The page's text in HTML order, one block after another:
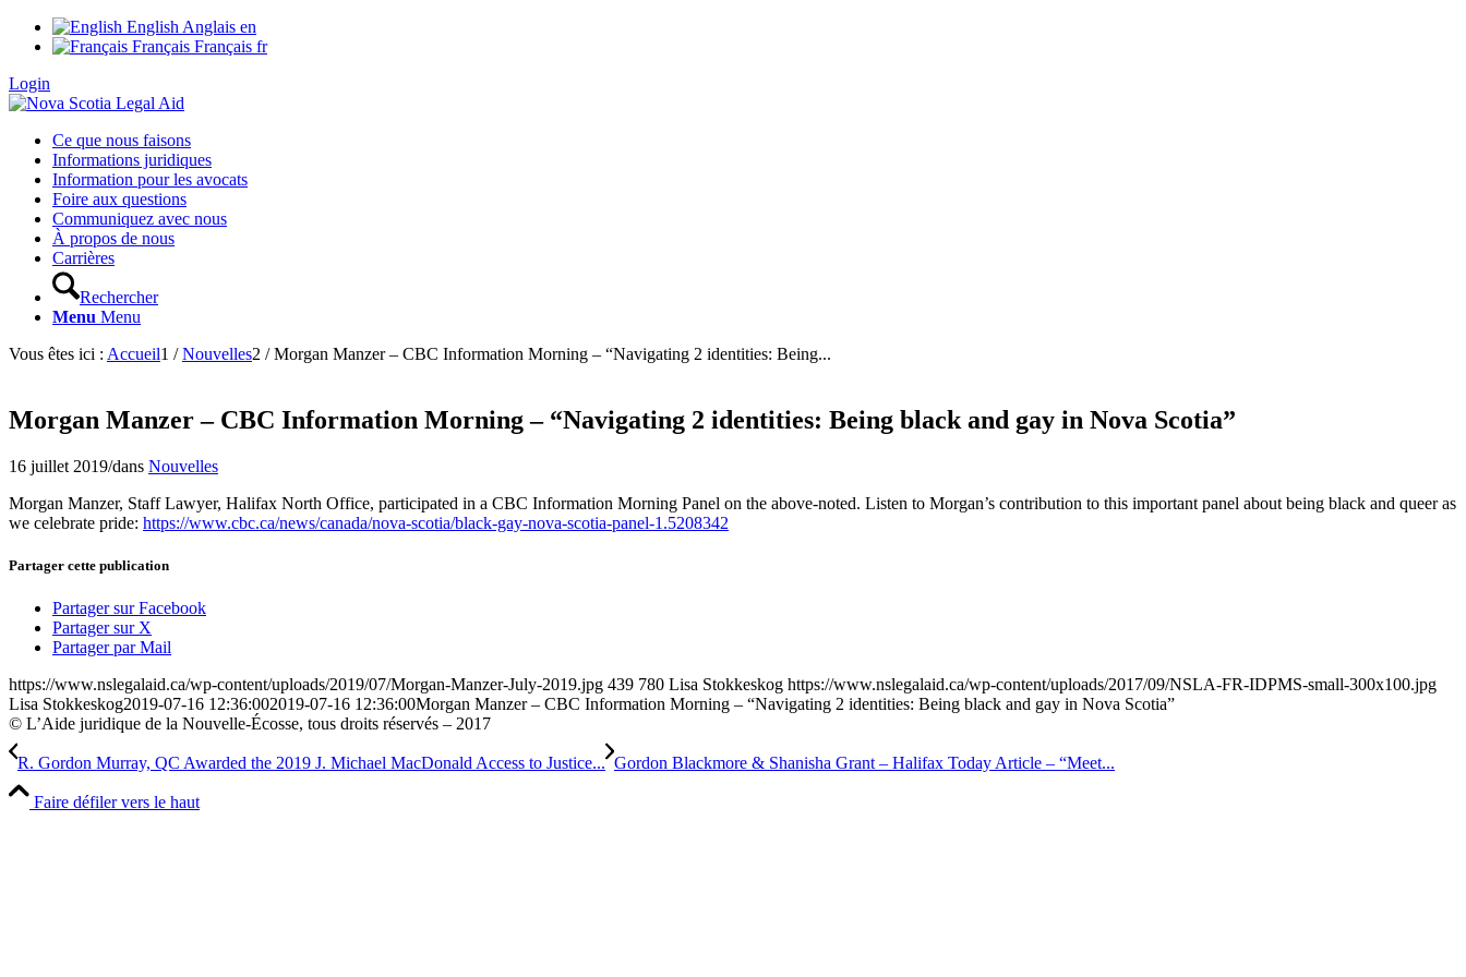
English Anglais en
Français Français fr
Login
Ce que nous faisons
Informations juridiques
Information pour les avocats
Foire aux questions
Communiquez avec nous
À propos de nous
Carrières
Rechercher
Menu Menu
Vous êtes ici : Accueil1 / Nouvelles2 / Morgan Manzer – CBC Information Morning – “Navigating 2 identities: Being...
Morgan Manzer – CBC Information Morning – “Navigating 2 identities: Being black and gay in Nova Scotia”
16 juillet 2019/dans Nouvelles
Morgan Manzer, Staff Lawyer, Halifax North Office, participated in a CBC Information Morning Panel on the above-noted. Listen to Morgan’s contribution to this important panel about being black and queer as
we celebrate pride: https://www.cbc.ca/news/canada/nova-scotia/black-gay-nova-scotia-panel-1.5208342
Partager cette publication
Partager sur Facebook
Partager sur X
Partager par Mail
https://www.nslegalaid.ca/wp-content/uploads/2019/07/Morgan-Manzer-July-2019.jpg 439 780 Lisa Stokkeskog https://www.nslegalaid.ca/wp-content/uploads/2017/09/NSLA-FR-IDPMS-small-300x100.jpg
Lisa Stokkeskog2019-07-16 12:36:002019-07-16 12:36:00Morgan Manzer – CBC Information Morning – “Navigating 2 identities: Being black and gay in Nova Scotia”
© L’Aide juridique de la Nouvelle-Écosse, tous droits réservés – 2017
R. Gordon Murray, QC Awarded the 2019 J. Michael MacDonald Access to Justice... Gordon Blackmore & Shanisha Grant – Halifax Today Article – “Meet...
Faire défiler vers le haut